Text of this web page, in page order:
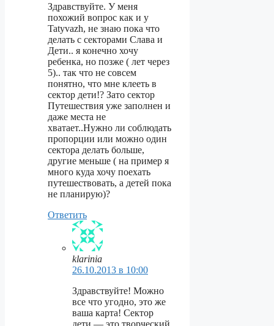
Здравствуйте. У меня
похожий вопрос как и у
Tatyvazh, не знаю пока что
делать с секторами Слава и
Дети.. я конечно хочу
ребенка, но позже ( лет через
5).. так что не совсем
понятно, что мне клееть в
сектор дети!? Зато сектор
Путешествия уже заполнен и
даже места не
хватает..Нужно ли соблюдать
пропорции или можно один
сектора делать больше,
другие меньше ( на пример я
много куда хочу поехать
путешествовать, а детей пока
не планирую)?
Ответить
klarinia
26.10.2013 в 10:00
Здравствуйте! Можно
все что угодно, это же
ваша карта! Сектор
дети — это творческий